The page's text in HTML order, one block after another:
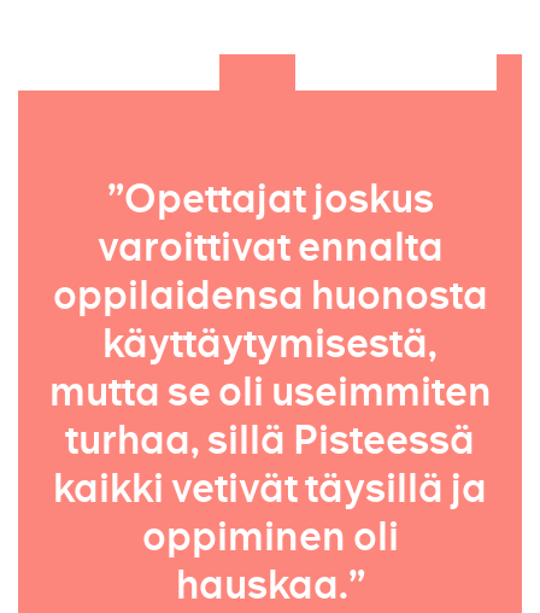
”Opettajat joskus
varoittivat ennalta
oppilaidensa huonosta
käyttäytymisestä,
mutta se oli useimmiten
turhaa, sillä Pisteessä
kaikki vetivät täysillä ja
oppiminen oli
hauskaa.”